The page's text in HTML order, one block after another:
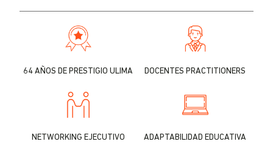
64 AÑOS DE PRESTIGIO ULIMA DOCENTES PRACTITIONERS
NETWORKING EJECUTIVO ADAPTABILIDAD EDUCATIVA